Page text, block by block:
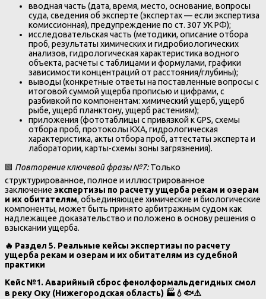
вводная часть (дата, время, место, основание, вопросы
суда, сведения об эксперте (экспертах — если экспертиза
комиссионная), предупреждение по ст. 307 УК РФ);
исследовательская часть (методики, описание отбора
проб, результаты химических и гидробиологических
анализов, гидрологическая характеристика водного
объекта, расчеты с таблицами и формулами, графики
зависимости концентраций от расстояния/глубины);
выводы (конкретные ответы на поставленные вопросы с
итоговой суммой ущерба прописью и цифрами, с
разбивкой по компонентам: химический ущерб, ущерб
рыбе, ущерб планктону, ущерб растениям);
приложения (фототаблицы с привязкой к GPS, схемы
отбора проб, протоколы КХА, гидрологическая
характеристика, акты отбора проб, аттестаты эксперта и
лаборатории, карты-схемы зоны загрязнения).
🟩 Повторение ключевой фразы №7:Только
структурированное, полное и иллюстрированное
заключение экспертизы по расчету ущерба рекам и озерам
и их обитателям, объединяющее химические и биологические
компоненты, может быть принято арбитражным судом как
надлежащее доказательство и положено в основу решения о
взыскании ущерба.
🔥 Раздел 5. Реальные кейсы экспертизы по расчету
ущерба рекам и озерам и их обитателям из судебной
практики
Кейс №1. Аварийный сброс фенолформальдегидных смол
в реку Оку (Нижегородская область) 🏭💧🐟⚠️